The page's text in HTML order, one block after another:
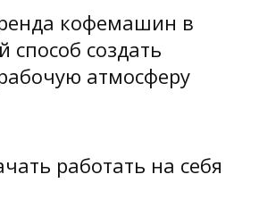
кофемашин в
способ создать
атмосферу
работать на себя